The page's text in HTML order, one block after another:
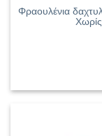
Φραουλένια